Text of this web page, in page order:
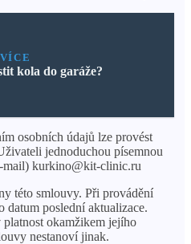
kola do garáže?
osobních údajů lze provést
jednoduchou písemnou
mail) kurkino@kit-clinic.ru
této smlouvy. Při provádění
datum poslední aktualizace.
okamžikem jejího
nestanoví jinak.